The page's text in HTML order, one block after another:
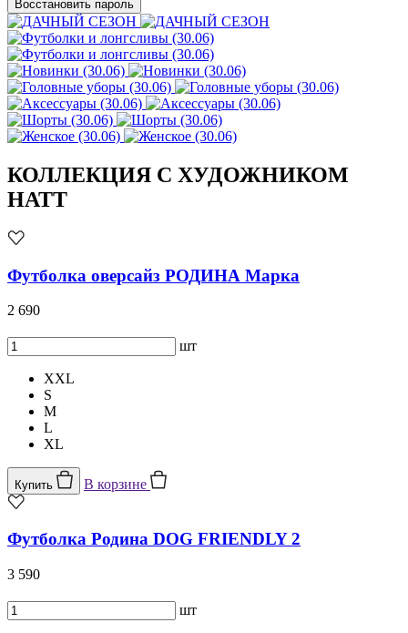
Восстановить пароль
КОЛЛЕКЦИЯ С ХУДОЖНИКОМ
HATT
Футболка оверсайз РОДИНА Марка
2 690
шт
XXL
S
M
L
XL
Купить В корзине
Футболка Родина DOG FRIENDLY 2
3 590
шт